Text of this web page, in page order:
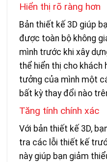
Hiển thị rõ ràng hơn
Bản thiết kế 3D giúp
được toàn bộ không
mình trước khi xây
thể hiển thị cho khách
tưởng của mình một
bất kỳ thay đổi nào
Tăng tính chính xác
Với bản thiết kế 3D,
tra các lỗi thiết kế
này giúp bạn giảm